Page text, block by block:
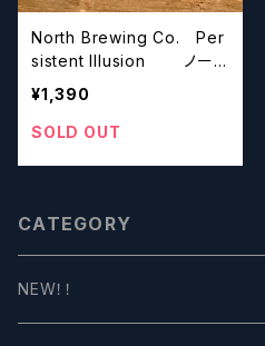
North Brewing Co. Per
sistent Illusion ノース
ブリューイング パーシス
テント イリュージョン
¥1,390
SOLD OUT
CATEGORY
NEW！！